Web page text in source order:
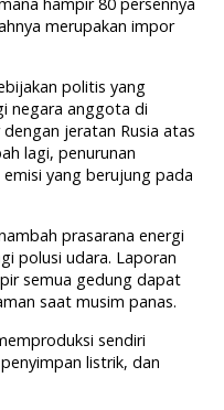
merupakan impor
politis yang
negara anggota di
jeratan Rusia atas
lagi, penurunan
yang berujung pada
prasarana energi
polusi udara. Laporan
semua gedung dapat
saat musim panas.
sendiri
listrik, dan